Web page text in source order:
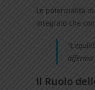
Le potenzialità
integrato che
afferma
Il Ruolo